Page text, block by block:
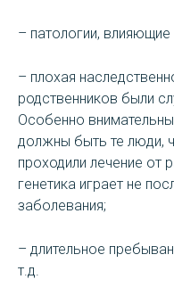
– патологии, влияющие
– плохая
родственников были
Особенно
должны быть те люди,
проходили лечение от
генетика играет не
заболевания;
– длительное
т.д.